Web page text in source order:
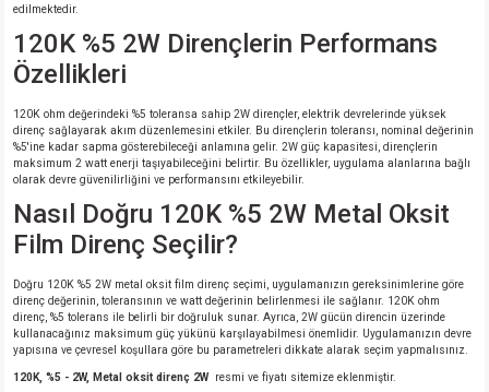
edilmektedir.
120K %5 2W Dirençlerin Performans
Özellikleri
120K ohm değerindeki %5 toleransa sahip 2W dirençler, elektrik devrelerinde yüksek
direnç sağlayarak akım düzenlemesini etkiler. Bu dirençlerin toleransı, nominal değerinin
%5'ine kadar sapma gösterebileceği anlamına gelir. 2W güç kapasitesi, dirençlerin
maksimum 2 watt enerji taşıyabileceğini belirtir. Bu özellikler, uygulama alanlarına bağlı
olarak devre güvenilirliğini ve performansını etkileyebilir.
Nasıl Doğru 120K %5 2W Metal Oksit
Film Direnç Seçilir?
Doğru 120K %5 2W metal oksit film direnç seçimi, uygulamanızın gereksinimlerine göre
direnç değerinin, toleransının ve watt değerinin belirlenmesi ile sağlanır. 120K ohm
direnç, %5 tolerans ile belirli bir doğruluk sunar. Ayrıca, 2W gücün direncin üzerinde
kullanacağınız maksimum güç yükünü karşılayabilmesi önemlidir. Uygulamanızın devre
yapısına ve çevresel koşullara göre bu parametreleri dikkate alarak seçim yapmalısınız.
120K, %5 - 2W, Metal oksit direnç 2Wresmi ve fiyatı sitemize eklenmiştir.